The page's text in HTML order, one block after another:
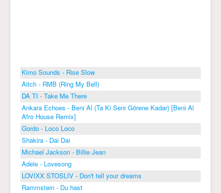
Kimo Sounds - Rise Slow
Aitch - RMB (Ring My Bell)
DA TI - Take Me There
Ankara Echoes - Beni Al (Ta Ki Seni Görene Kadar) [Beni Al
Afro House Remix]
Gordo - Loco Loco
Shakira - Dai Dai
Michael Jackson - Billie Jean
Adele - Lovesong
LOVIXX STOSLIV - Don't tell your dreams
Rammstein - Du hast